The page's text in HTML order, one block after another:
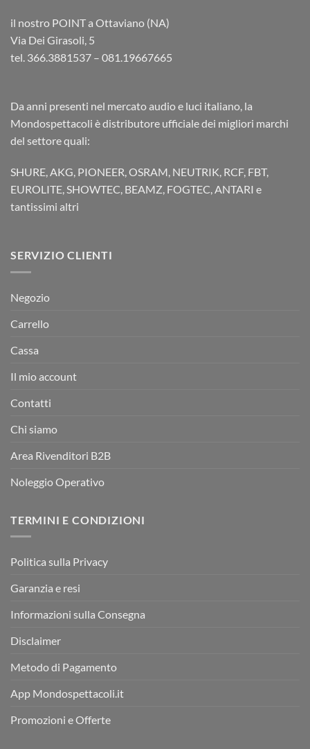
il nostro POINT a Ottaviano (NA)
Via Dei Girasoli, 5
tel. 366.3881537 – 081.19667665
Da anni presenti nel mercato audio e luci italiano, la
Mondospettacoli è distributore ufficiale dei migliori marchi
del settore quali:
SHURE, AKG, PIONEER, OSRAM, NEUTRIK, RCF, FBT,
EUROLITE, SHOWTEC, BEAMZ, FOGTEC, ANTARI e
tantissimi altri
SERVIZIO CLIENTI
Negozio
Carrello
Cassa
Il mio account
Contatti
Chi siamo
Area Rivenditori B2B
Noleggio Operativo
TERMINI E CONDIZIONI
Politica sulla Privacy
Garanzia e resi
Informazioni sulla Consegna
Disclaimer
Metodo di Pagamento
App Mondospettacoli.it
Promozioni e Offerte